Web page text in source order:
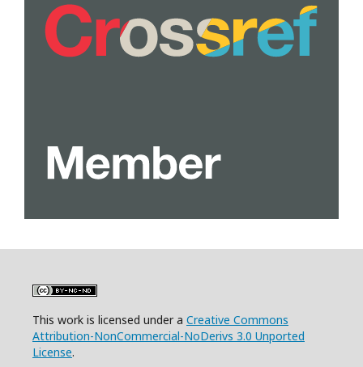
This work is licensed under a Creative Commons
Attribution-NonCommercial-NoDerivs 3.0 Unported
License.